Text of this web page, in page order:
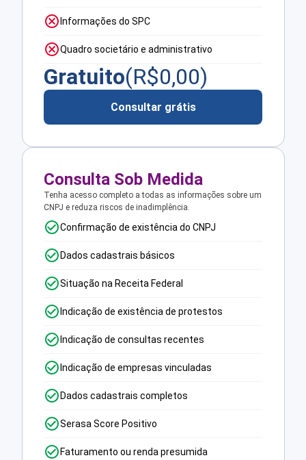
Informações do SPC
Quadro societário e administrativo
Gratuito(R$0,00)
Consultar grátis
Consulta Sob Medida
Tenha acesso completo a todas as informações sobre um
CNPJ e reduza riscos de inadimplência.
Confirmação de existência do CNPJ
Dados cadastrais básicos
Situação na Receita Federal
Indicação de existência de protestos
Indicação de consultas recentes
Indicação de empresas vinculadas
Dados cadastrais completos
Serasa Score Positivo
Faturamento ou renda presumida